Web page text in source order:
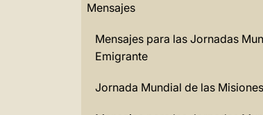
Mensajes
Mensajes para las Jornadas
Emigrante
Jornada Mundial de las Misiones